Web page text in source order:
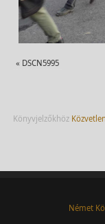
« DSCN5995
Könyvjelzőkhöz
Német